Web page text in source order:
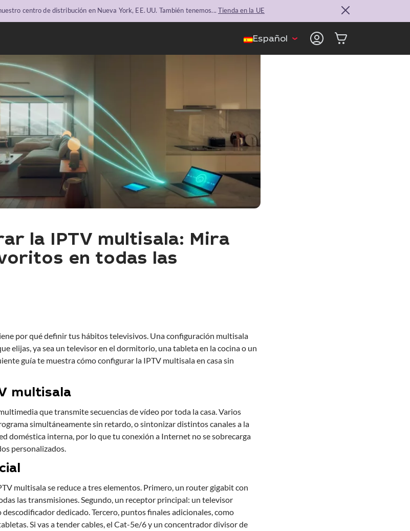
centro de distribución en Nueva York, EE. UU. También tenemos... Tienda en la UE
Español
la IPTV multisala: Mira
en todas las
por qué definir tus hábitos televisivos. Una configuración multisala
elijas, ya sea un televisor en el dormitorio, una tableta en la cocina o un
guía te muestra cómo configurar la IPTV multisala en casa sin
multisala
que transmite secuencias de vídeo por toda la casa. Varios
simultáneamente sin retardo, o sintonizar distintos canales a la
doméstica interna, por lo que tu conexión a Internet no se sobrecarga
personalizados.
multisala se reduce a tres elementos. Primero, un router gigabit con
las transmisiones. Segundo, un receptor principal: un televisor
descodificador dedicado. Tercero, puntos finales adicionales, como
Si vas a tender cables, el Cat-5e/6 y un concentrador divisor de